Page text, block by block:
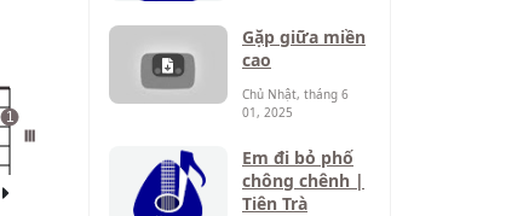
1
Gặp giữa miền
cao
Chủ Nhật, tháng 6
01, 2025
Em đi bỏ phố
chông chênh |
Tiên Trà